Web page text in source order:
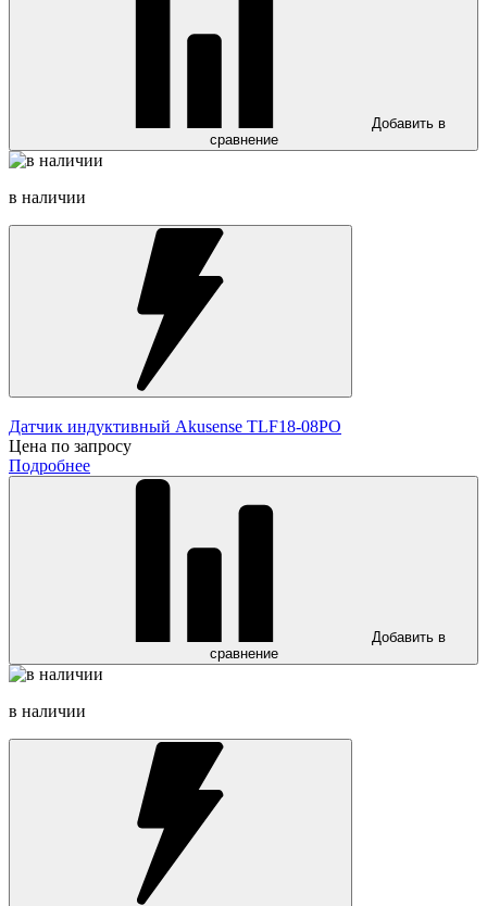
Добавить в
сравнение
в наличии
Датчик индуктивный Akusense TLF18-08PO
Цена по запросу
Подробнее
Добавить в
сравнение
в наличии